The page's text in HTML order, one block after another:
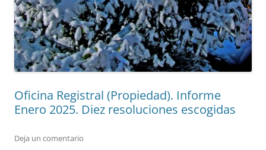
Oficina Registral (Propiedad). Informe
Enero 2025. Diez resoluciones escogidas
Deja un comentario